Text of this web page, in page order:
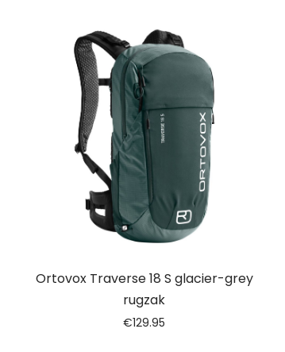
Ortovox Traverse 18 S glacier-grey
rugzak
€129.95